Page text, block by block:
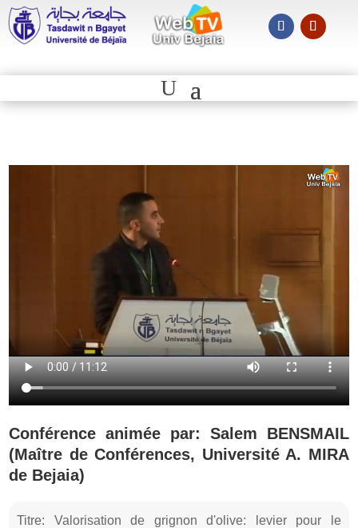
Conférence animée par: Salem BENSMAIL
(Maître de Conférences, Université A. MIRA
de Bejaia)
Titre: Valorisation de grignon d'olive: levier pour le